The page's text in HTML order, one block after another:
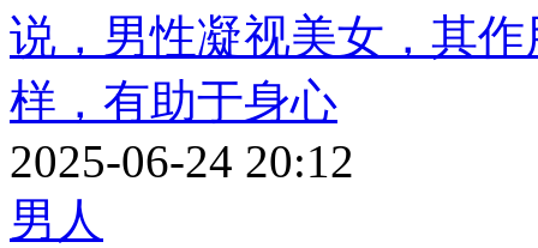
说，男性凝视美女，其
样，有助于身心
2025-06-24 20:12
男人